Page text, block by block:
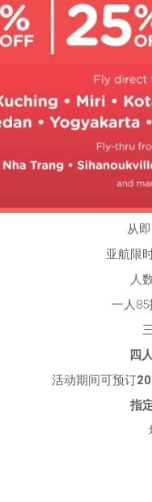
从
亚航限
人
一人85
四
活动期间可预订
指